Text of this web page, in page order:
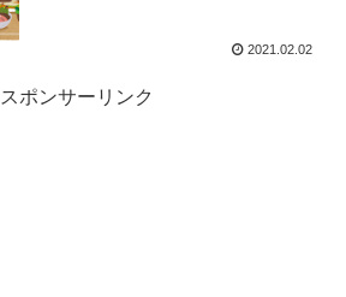
2021.02.02
スポンサーリンク